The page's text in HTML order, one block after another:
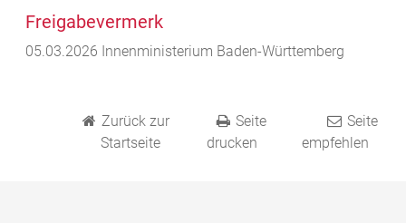
Freigabevermerk
05.03.2026 Innenministerium Baden-Württemberg
Zurück zur
Startseite
Seite
drucken
Seite
empfehlen